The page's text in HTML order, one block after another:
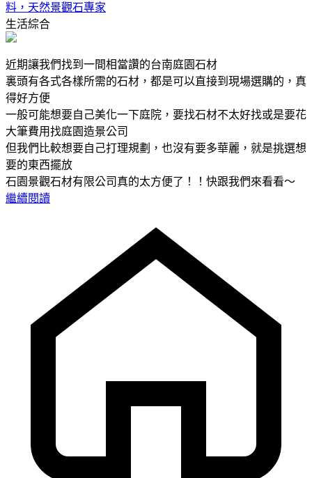
料，天然景觀石專家
生活綜合
近期讓我們找到一間相當讚的台南庭園石材
裏頭有各式各樣所需的石材，都是可以直接到現場選購的，真
得好方便
一般可能想要自己美化一下庭院，要找石材不太好找或是要花
大筆費用找庭園造景公司
但我們比較想要自己打理規劃，也沒有要多華麗，就是挑選想
要的東西擺放
石園景觀石材有限公司真的太方便了！！快跟我們來看看～
繼續閱讀